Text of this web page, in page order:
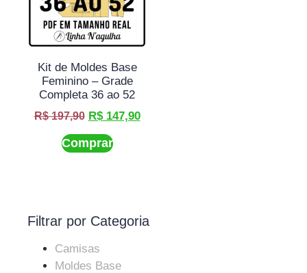
Kit de Moldes Base
Feminino – Grade
Completa 36 ao 52
R$197,90 R$147,90
Comprar
Filtrar por Categoria
Camisas
Moldes Base